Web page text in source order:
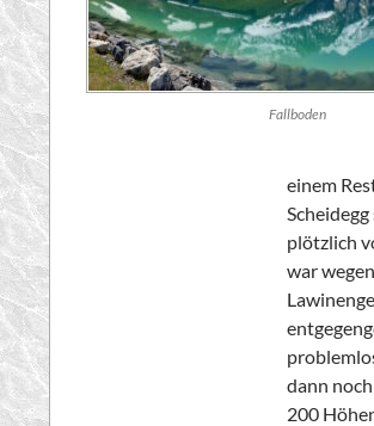
Fallboden
einem
plötzlich
war
dann
200